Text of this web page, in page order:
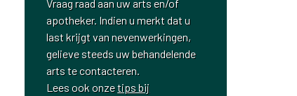
Vraag raad aan uw arts en/of
apotheker. Indien u merkt dat u
last krijgt van nevenwerkingen,
gelieve steeds uw behandelende
arts te contacteren.
Lees ook onzetips bij